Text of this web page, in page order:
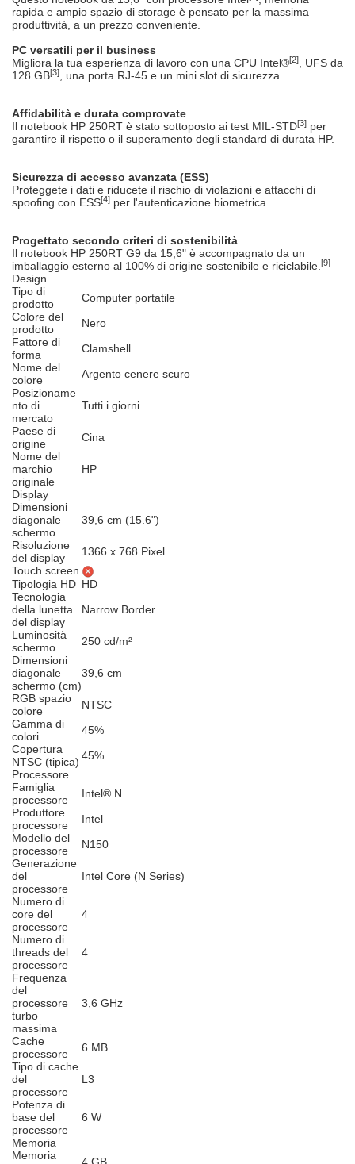
rapida e ampio spazio di storage è pensato per la massima
produttività, a un prezzo conveniente.
PC versatili per il business
Migliora la tua esperienza di lavoro con una CPU Intel®[2]
, UFS da
128 GB[3] , una porta RJ-45 e un mini slot di sicurezza.
Affidabilità e durata comprovate
Il notebook HP 250RT è stato sottoposto ai test MIL-STD[3] per
garantire il rispetto o il superamento degli standard di durata HP.
Sicurezza di accesso avanzata (ESS)
Proteggete i dati e riducete il rischio di violazioni e attacchi di
spoofing con ESS[4] per l'autenticazione biometrica.
Progettato secondo criteri di sostenibilità
Il notebook HP 250RT G9 da 15,6" è accompagnato da un
imballaggio esterno al 100% di origine sostenibile e riciclabile. [9]
Design
Tipo di
prodotto
Computer portatile
Colore del
prodotto
Nero
Fattore di
forma
Clamshell
Nome del
colore
Argento cenere scuro
Posizioname
nto di
mercato
Tutti i giorni
Paese di
origine
Cina
Nome del
marchio
originale
HP
Display
Dimensioni
diagonale
schermo
39,6 cm (15.6")
Risoluzione
del display
1366 x 768 Pixel
Touch screen
Tipologia HD HD
Tecnologia
della lunetta
del display
Narrow Border
Luminosità
schermo
250 cd/m²
Dimensioni
diagonale
schermo (cm)
39,6 cm
RGB spazio
colore
NTSC
Gamma di
colori
45%
Copertura
NTSC (tipica) 45%
Processore
Famiglia
processore
Intel® N
Produttore
processore
Intel
Modello del
processore
N150
Generazione
del
processore
Intel Core (N Series)
Numero di
core del
processore
4
Numero di
threads del
processore
4
Frequenza
del
processore
turbo
massima
3,6 GHz
Cache
processore
6 MB
Tipo di cache
del
processore
L3
Potenza di
base del
processore
6 W
Memoria
Memoria